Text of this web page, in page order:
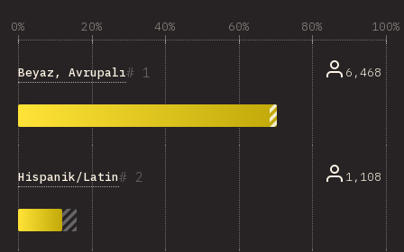
0% 20% 40% 60% 80% 100%
1
Beyaz, Avrupalı 6,468
2
Hispanik/Latin 1,108